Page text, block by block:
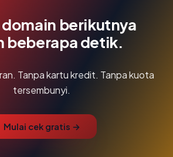
domain berikutnya
beberapa detik.
Tanpa kartu kredit. Tanpa kuota
tersembunyi.
Mulai cek gratis →